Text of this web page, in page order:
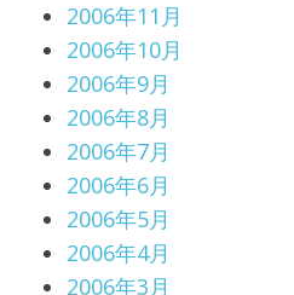
2006年11月
2006年10月
2006年9月
2006年8月
2006年7月
2006年6月
2006年5月
2006年4月
2006年3月